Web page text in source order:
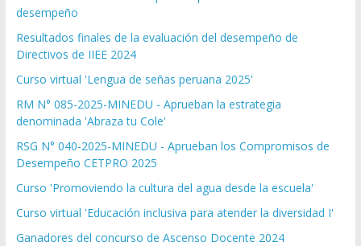
desempeño
Resultados finales de la evaluación del desempeño de
Directivos de IIEE 2024
Curso virtual 'Lengua de señas peruana 2025'
RM N° 085-2025-MINEDU - Aprueban la estrategia
denominada 'Abraza tu Cole'
RSG N° 040-2025-MINEDU - Aprueban los Compromisos de
Desempeño CETPRO 2025
Curso 'Promoviendo la cultura del agua desde la escuela'
Curso virtual 'Educación inclusiva para atender la diversidad I'
Ganadores del concurso de Ascenso Docente 2024